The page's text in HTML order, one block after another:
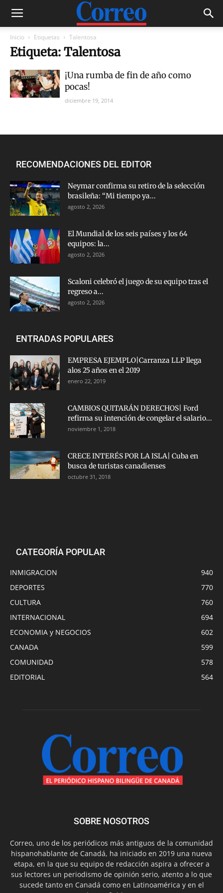
Inicio Etiquetas Talentosa
Etiqueta: Talentosa
¡Una rumba de fin de año como
pocas!
diciembre 19, 2014
RECOMENDACIONES DEL EDITOR
Neymar confirma su retiro de la selección
brasileña: “Mi tiempo ya...
agosto 2, 2026
El Mundial de los seis países y los 64
equipos: la...
agosto 2, 2026
Scaloni celebró el juego de su equipo tras el
regreso a...
agosto 2, 2026
ENTRADAS POPULARES
EMPRESA EJEMPLO|Carranza LLP llega
alos 25 años en el 2019
enero 22, 2019
CAMBIOS QUITARÁN DERECHOS| Ford
refirma su intención de congelar el salario...
noviembre 1, 2018
CRECE INTERÉS POR LA ISLA| Cuba en
busca de turistas canadienses
octubre 31, 2018
CATEGORÍA POPULAR
INMIGRACION
940
DEPORTES
770
CULTURA
760
INTERNACIONAL
694
ECONOMIA y NEGOCIOS
602
CANADA
599
COMUNIDAD
578
EDITORIAL
564
SOBRE NOSOTROS
Correo, uno de los periódicos más antiguos de la comunidad
hispanohablante de Canadá, ha iniciado en 2019 una nueva
etapa, en la que su equipo de redacción aspira a ofrecer a
sus lectores un periodismo de opinión serio, atento a lo que
sucede tanto en Canadá como en Latinoamérica y en el